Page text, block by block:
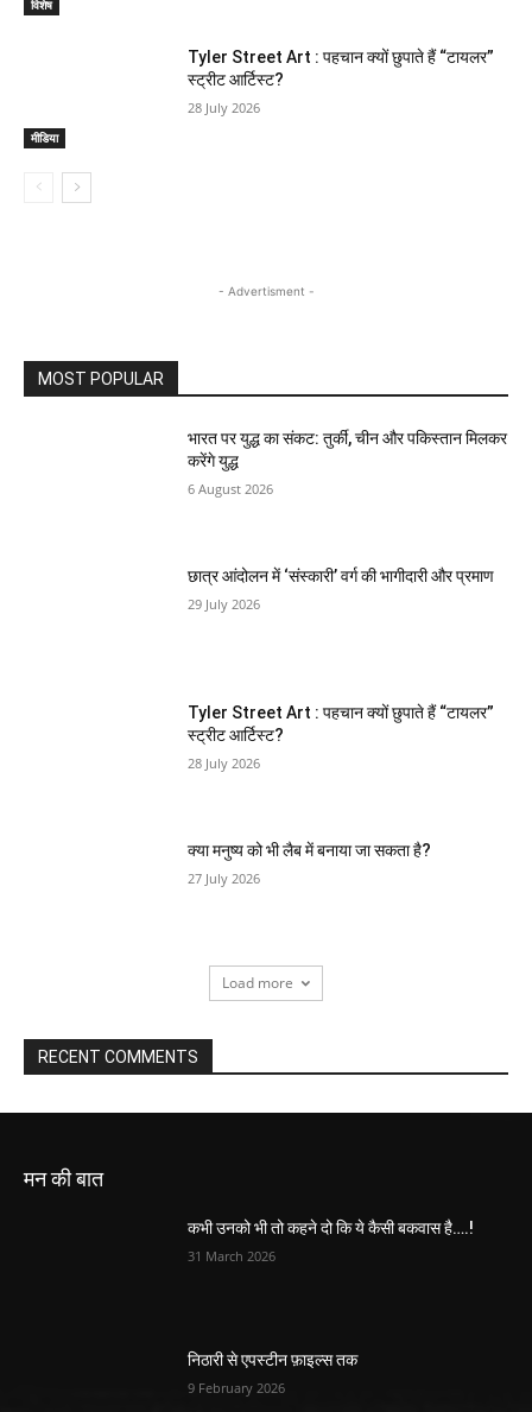
विशेष
मीडिया
Tyler Street Art : पहचान क्यों छुपाते हैं “टायलर”
स्ट्रीट आर्टिस्ट?
28 July 2026
- Advertisment -
MOST POPULAR
भारत पर युद्ध का संकट: तुर्की, चीन और पकिस्तान मिलकर
करेंगे युद्ध
6 August 2026
छात्र आंदोलन में ‘संस्कारी’ वर्ग की भागीदारी और प्रमाण
29 July 2026
Tyler Street Art : पहचान क्यों छुपाते हैं “टायलर”
स्ट्रीट आर्टिस्ट?
28 July 2026
क्या मनुष्य को भी लैब में बनाया जा सकता है?
27 July 2026
Load more
RECENT COMMENTS
मन की बात
कभी उनको भी तो कहने दो कि ये कैसी बकवास है….!
31 March 2026
निठारी से एपस्टीन फ़ाइल्स तक
9 February 2026